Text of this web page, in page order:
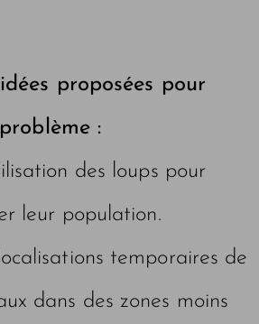
proposées pour
:
des loups pour
leur population.
temporaires de
dans des zones moins